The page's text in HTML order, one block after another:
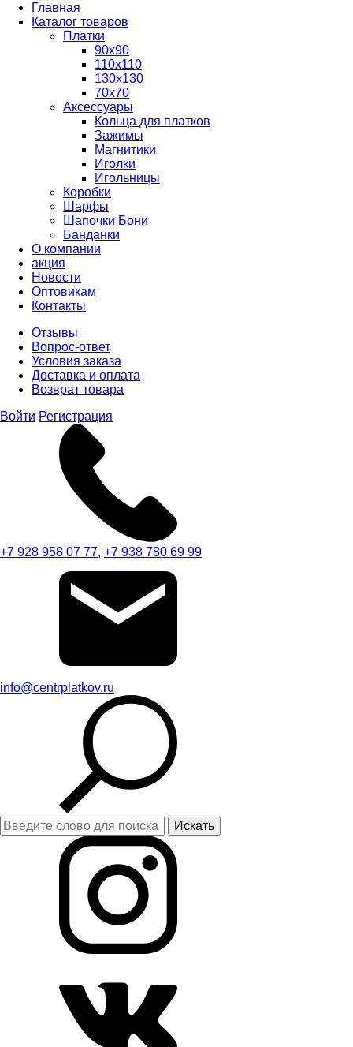
Главная
Каталог товаров
Платки
90x90
110x110
130x130
70х70
Аксессуары
Кольца для платков
Зажимы
Магнитики
Иголки
Игольницы
Коробки
Шарфы
Шапочки Бони
Банданки
О компании
акция
Новости
Оптовикам
Контакты
Отзывы
Вопрос-ответ
Условия заказа
Доставка и оплата
Возврат товара
Войти Регистрация
+7 928 958 07 77, +7 938 780 69 99
info@centrplatkov.ru